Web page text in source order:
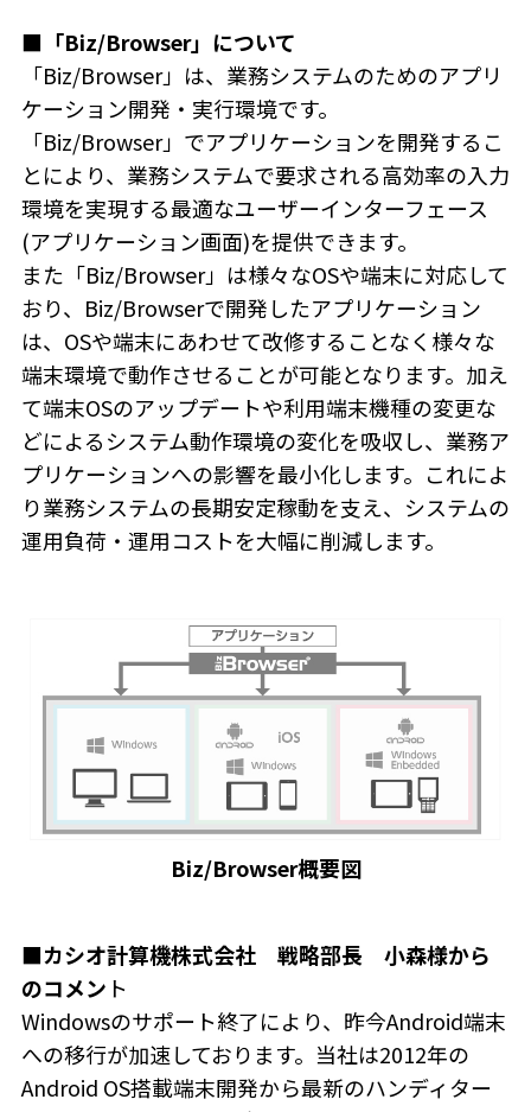
■「Biz/Browser」について
「Biz/Browser」は、業務システムのためのアプリ
ケーション開発・実行環境です。
「Biz/Browser」でアプリケーションを開発するこ
とにより、業務システムで要求される高効率の入力
環境を実現する最適なユーザーインターフェース
(アプリケーション画面)を提供できます。
また「Biz/Browser」は様々なOSや端末に対応して
おり、Biz/Browserで開発したアプリケーション
は、OSや端末にあわせて改修することなく様々な
端末環境で動作させることが可能となります。加え
て端末OSのアップデートや利用端末機種の変更な
どによるシステム動作環境の変化を吸収し、業務ア
プリケーションへの影響を最小化します。これによ
り業務システムの長期安定稼動を支え、システムの
運用負荷・運用コストを大幅に削減します。
Biz/Browser概要図
■カシオ計算機株式会社 戦略部長 小森様から
のコメン ト
Windowsのサポート終了により、昨今Android端末
への移行が加速しております。当社は2012年の
Android OS搭載端末開発から最新のハンディター